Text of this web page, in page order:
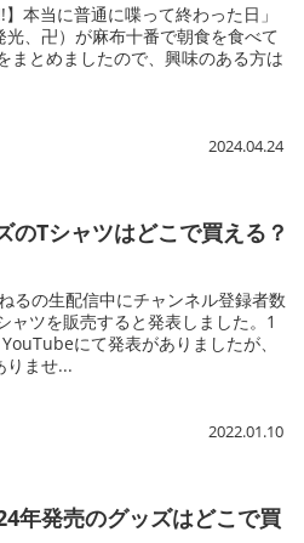
本当に普通に喋って終わった日」
、卍）が麻布十番で朝食を食べて
まとめましたので、興味のある方は
2024.04.24
のTシャツはどこで買える？
るの生配信中にチャンネル登録者数
ャツを販売すると発表しました。1
にて発表がありましたが、
りませ...
2022.01.10
年発売のグッズはどこで買